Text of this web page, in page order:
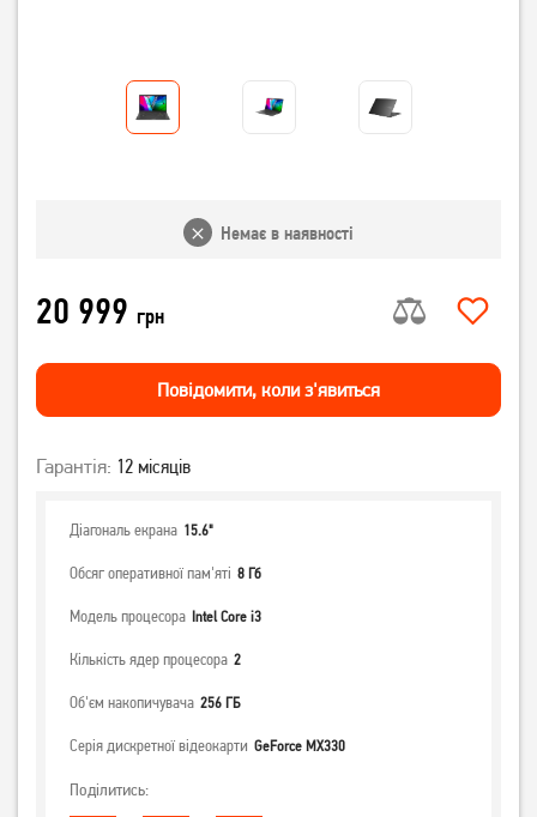
Немає в наявності
20 999 грн
Повiдомити, коли з'явиться
Гарантія: 12 місяців
Діагональ екрана 15.6"
Обсяг оперативної пам'яті 8 Гб
Модель процесора Intel Core i3
Кількість ядер процесора 2
Об'єм накопичувача 256 ГБ
Серія дискретної відеокарти GeForce MX330
Поділитись: